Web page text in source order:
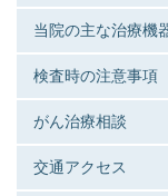
当院の主な治療機
検査時の注意事項
がん治療相談
交通アクセス